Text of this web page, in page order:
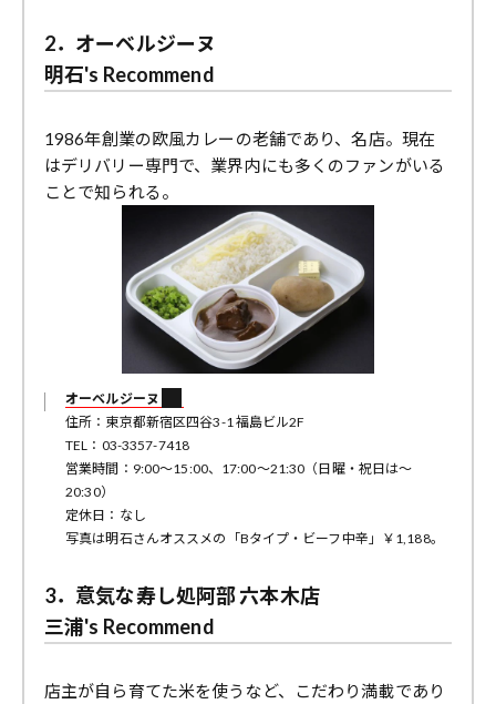
2．オーベルジーヌ
明石's Recommend
1986年創業の欧風カレーの老舗であり、名店。現在
はデリバリー専門で、業界内にも多くのファンがいる
ことで知られる。
オーベルジーヌ
住所：東京都新宿区四谷3-1 福島ビル2F
TEL：03-3357-7418
営業時間：9:00～15:00、17:00〜21:30（日曜・祝日は～
20:30）
定休日：なし
写真は明石さんオススメの「Bタイプ・ビーフ中辛」￥1,188。
3．意気な寿し処阿部 六本木店
三浦's Recommend
店主が自ら育てた米を使うなど、こだわり満載であり